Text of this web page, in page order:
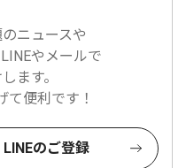
ニュースや
やメールで
ます。
て便利です！
のご登録